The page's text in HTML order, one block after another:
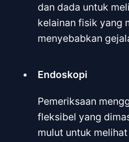
dan dada untuk
kelainan fisik yang
menyebabkan
Endoskopi
Pemeriksaan
fleksibel yang
mulut untuk